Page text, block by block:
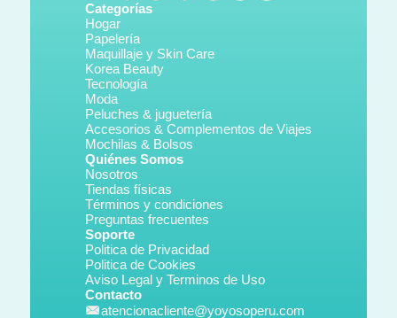
Categorías
Hogar
Papelería
Maquillaje y Skin Care
Korea Beauty
Tecnología
Moda
Peluches & juguetería
Accesorios & Complementos de Viajes
Mochilas & Bolsos
Quiénes Somos
Nosotros
Tiendas físicas
Términos y condiciones
Preguntas frecuentes
Soporte
Politica de Privacidad
Politica de Cookies
Aviso Legal y Terminos de Uso
Contacto
atencionacliente@yoyosoperu.com